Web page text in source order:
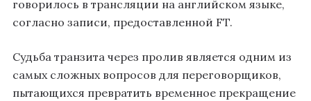
говорилось в трансляции на английском языке,
согласно записи, предоставленной FT.
Судьба транзита через пролив является одним из
самых сложных вопросов для переговорщиков,
пытающихся превратить временное прекращение